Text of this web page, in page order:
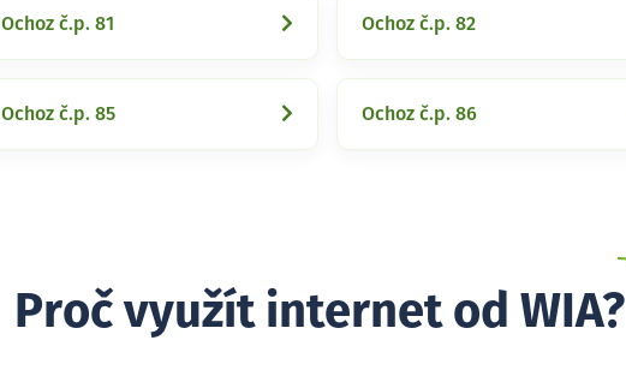
Ochoz č.p. 81 Ochoz č.p. 82
Ochoz č.p. 85 Ochoz č.p. 86
Proč využít internet od WIA?